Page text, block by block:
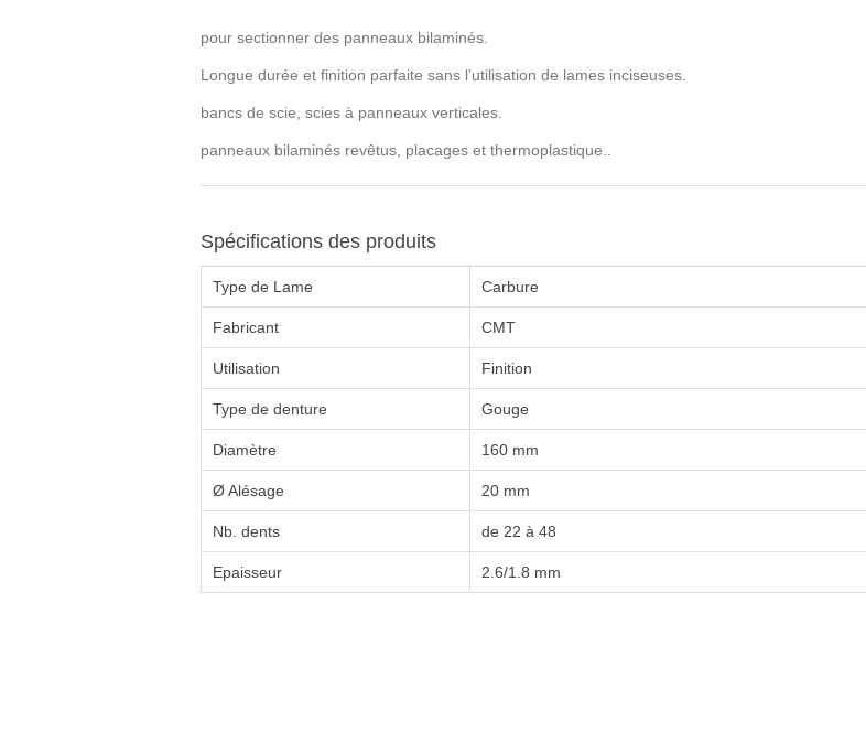
pour sectionner des panneaux bilaminés.
Longue durée et finition parfaite sans l’utilisation de lames inciseuses.
bancs de scie, scies à panneaux verticales.
panneaux bilaminés revêtus, placages et thermoplastique..
Spécifications des produits
Type de Lame Carbure
Fabricant CMT
Utilisation Finition
Type de denture Gouge
Diamètre 160 mm
Ø Alésage 20 mm
Nb. dents de 22 à 48
Epaisseur 2.6/1.8 mm